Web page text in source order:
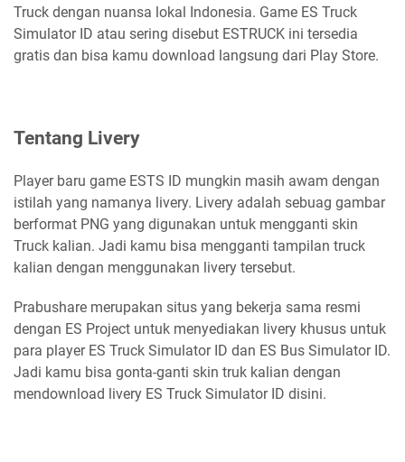
Truck dengan nuansa lokal Indonesia. Game ES Truck
Simulator ID atau sering disebut ESTRUCK ini tersedia
gratis dan bisa kamu download langsung dari Play Store.
Tentang Livery
Player baru game ESTS ID mungkin masih awam dengan
istilah yang namanya livery. Livery adalah sebuag gambar
berformat PNG yang digunakan untuk mengganti skin
Truck kalian. Jadi kamu bisa mengganti tampilan truck
kalian dengan menggunakan livery tersebut.
Prabushare merupakan situs yang bekerja sama resmi
dengan ES Project untuk menyediakan livery khusus untuk
para player ES Truck Simulator ID dan ES Bus Simulator ID.
Jadi kamu bisa gonta-ganti skin truk kalian dengan
mendownload livery ES Truck Simulator ID disini.